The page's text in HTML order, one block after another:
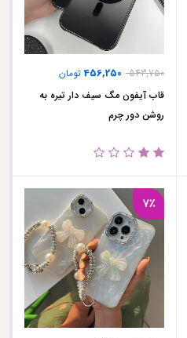
543,750
456,250تومان
قاب آیفون مگ سیف دار تیره به
روشن دور چرم
7٪